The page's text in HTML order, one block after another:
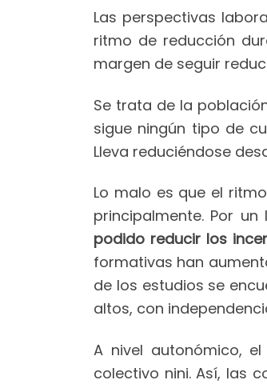
Las perspectivas
ritmo de reducción
margen de seguir
Se trata de la
sigue ningún tipo de
Lleva reduciéndose
Lo malo es que el
principalmente. Por un
podido reducir los
formativas han
de los estudios se
altos, con
A nivel autonómico,
colectivo nini. Así, las